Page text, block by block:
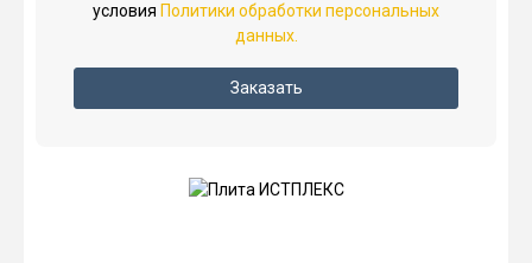
условия Политики обработки персональных
данных.
Заказать